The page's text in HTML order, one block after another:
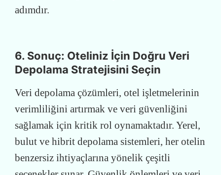
adımdır.
6. Sonuç: Oteliniz İçin Doğru Veri
Depolama Stratejisini Seçin
Veri depolama çözümleri, otel işletmelerinin
verimliliğini artırmak ve veri güvenliğini
sağlamak için kritik rol oynamaktadır. Yerel,
bulut ve hibrit depolama sistemleri, her otelin
benzersiz ihtiyaçlarına yönelik çeşitli